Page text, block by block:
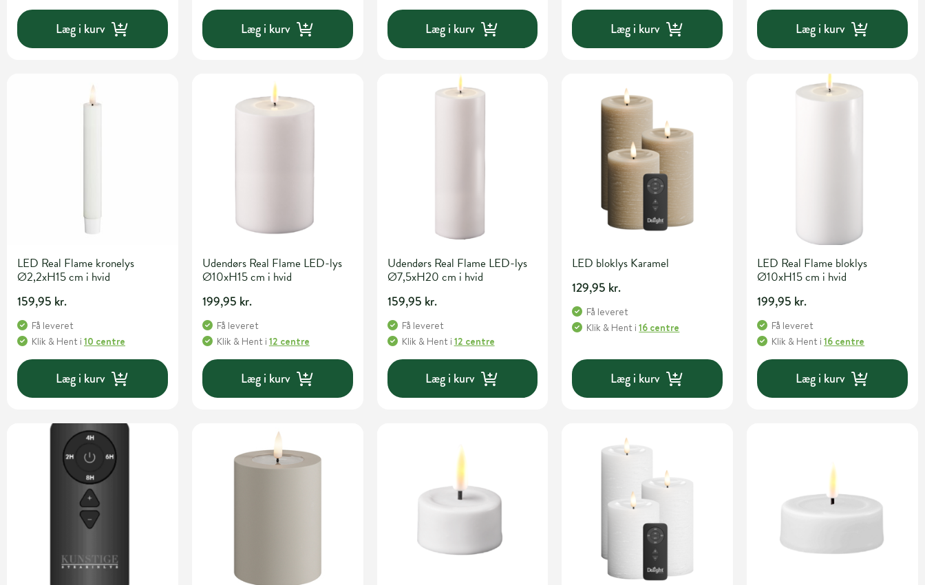
Læg i kurv Læg i kurv Læg i kurv Læg i kurv Læg i kurv
LED Real Flame kronelys
Ø2,2xH15 cm i hvid
159,95 kr.
Få leveret
Klik & Hent i 10 centre
Læg i kurv
Udendørs Real Flame LED-lys
Ø10xH15 cm i hvid
199,95 kr.
Få leveret
Klik & Hent i 12 centre
Læg i kurv
Udendørs Real Flame LED-lys
Ø7,5xH20 cm i hvid
159,95 kr.
Få leveret
Klik & Hent i 12 centre
Læg i kurv
LED bloklys Karamel
129,95 kr.
Få leveret
Klik & Hent i16 centre
Læg i kurv
LED Real Flame bloklys
Ø10xH15 cm i hvid
199,95 kr.
Få leveret
Klik & Hent i16 centre
Læg i kurv